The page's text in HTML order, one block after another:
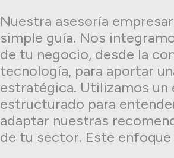
Nuestra asesoría
simple guía. Nos
de tu negocio, desde la
tecnología, para aportar
estratégica. Utilizamos un
estructurado para
adaptar nuestras
de tu sector. Este